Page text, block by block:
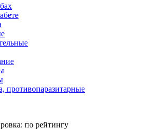
противопаразитарные
по рейтингу